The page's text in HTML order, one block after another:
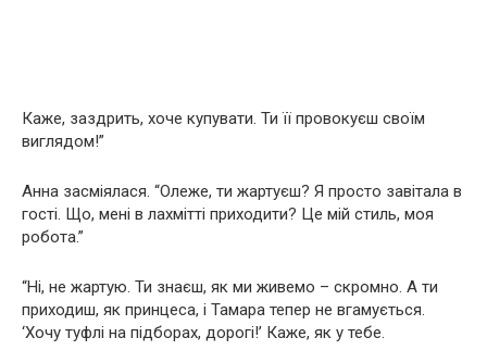
Каже, заздрить, хоче купувати. Ти її провокуєш своїм
виглядом!”
Анна засміялася. “Олеже, ти жартуєш? Я просто завітала в
гості. Що, мені в лахмітті приходити? Це мій стиль, моя
робота.”
“Ні, не жартую. Ти знаєш, як ми живемо – скромно. А ти
приходиш, як принцеса, і Тамара тепер не вгамується.
‘Хочу туфлі на підборах, дорогі!’ Каже, як у тебе.